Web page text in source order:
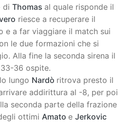
di Thomas al quale risponde il
riesce a recuperare il
e a far viaggiare il match sui
le due formazioni che si
Alla fine la seconda sirena il
36 ospite.
lungo Nardò ritrova presto il
addirittura al -8, per poi
seconda parte della frazione
ottimi Amato e Jerkovic